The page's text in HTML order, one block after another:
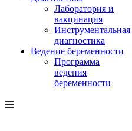
Лаборатория и
вакцинация
Инструментальная
диагностика
Ведение беременности
Программа
ведения
беременности